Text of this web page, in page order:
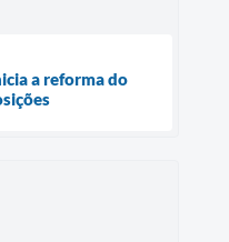
a reforma do